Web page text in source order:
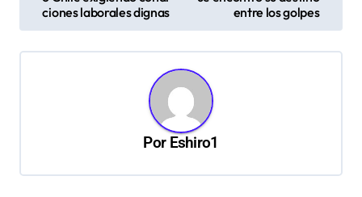
e
g
ciones laborales dignas
entre los golpes
Por Eshiro1